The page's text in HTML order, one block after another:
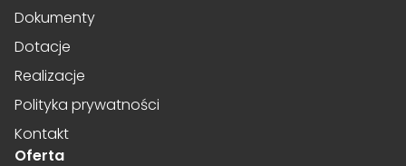
Dokumenty
Dotacje
Realizacje
Polityka prywatności
Kontakt
Oferta